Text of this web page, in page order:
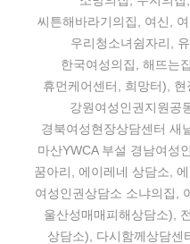
씨튼해바라기의집, 여신,
우리청소녀쉼자리,
한국여성의집, 해뜨는
휴먼케어센터, 희망터), 현
강원여성인권지원공
경북여성현장상담센터 새
마산YWCA 부설 경남여성
꿈아리, 에이레네 상담소,
여성인권상담소 소냐의집,
울산성매매피해상담소),
상담소), 다시함께상담센